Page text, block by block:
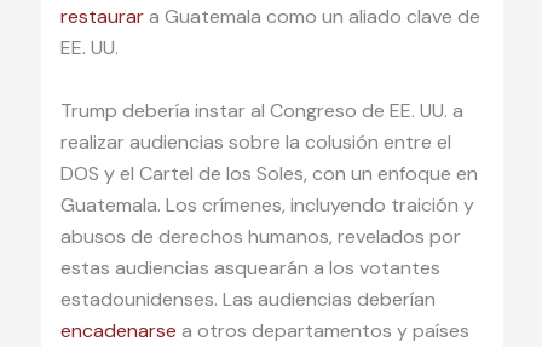
restaurara Guatemala como un aliado clave de
EE. UU.
Trump debería instar al Congreso de EE. UU. a
realizar audiencias sobre la colusión entre el
DOS y el Cartel de los Soles, con un enfoque en
Guatemala. Los crímenes, incluyendo traición y
abusos de derechos humanos, revelados por
estas audiencias asquearán a los votantes
estadounidenses. Las audiencias deberían
encadenarse a otros departamentos y países